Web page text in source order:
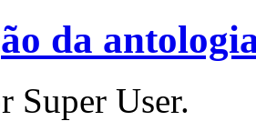
da
Super User.